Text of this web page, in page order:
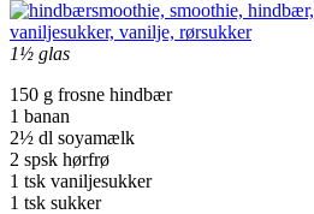
1½ glas
150 g frosne hindbær
1 banan
2½ dl soyamælk
2 spsk hørfrø
1 tsk vaniljesukker
1 tsk sukker